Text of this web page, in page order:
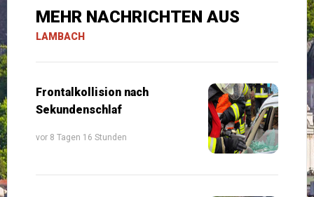
MEHR NACHRICHTEN AUS
LAMBACH
Frontalkollision nach
Sekundenschlaf
vor 8 Tagen 16 Stunden